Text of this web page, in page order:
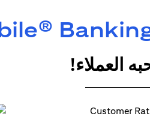
العملاء!